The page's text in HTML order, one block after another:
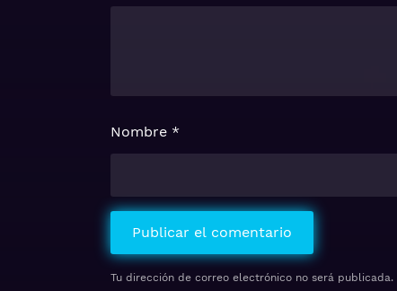
Tu dirección de correo electrónico no será publicada.
Nombre *